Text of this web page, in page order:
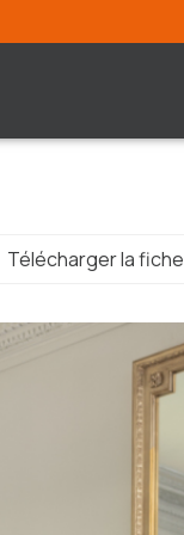
Télécharger la fiche